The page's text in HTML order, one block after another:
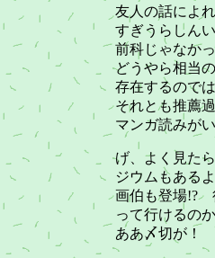
友人の話によ
すぎうらしん
前科じゃなか
どうやら相当
存在するので
それとも推薦
マンガ読みが
げ、よく見た
ジウムもある
画伯も登場!?
って行けるの
ああ〆切が！